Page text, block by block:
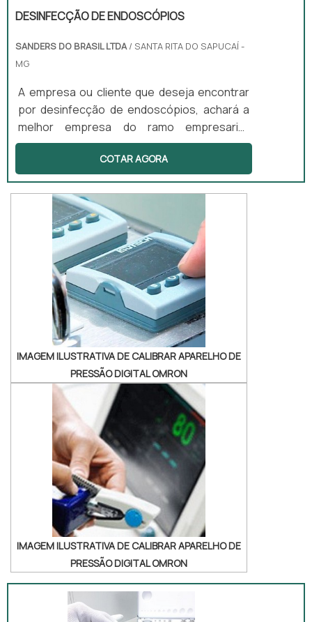
DESINFECÇÃO DE ENDOSCÓPIOS
SANDERS DO BRASIL LTDA/ SANTA RITA DO SAPUCAÍ -
MG
A empresa ou cliente que deseja encontrar
por desinfecção de endoscópios, achará a
melhor empresa do ramo empresarial.
Cotando por meio da própria empresa e
descobrindo a melhor referência em
qualidade. Quando a busca é por
desinfecção de endoscópios, com a equipe
da Sanders do Brasil alcançará assertividade
com preços altamente competitivos.MAIS
DETALHES SOBRE DESINFECÇÃO DE
ENDOSCÓPIOSHá muitas maneiras eficientes
de demonstrar compet...
COTAR AGORA
IMAGEM ILUSTRATIVA DE CALIBRAR APARELHO DE
PRESSÃO DIGITAL OMRON
IMAGEM ILUSTRATIVA DE CALIBRAR APARELHO DE
PRESSÃO DIGITAL OMRON